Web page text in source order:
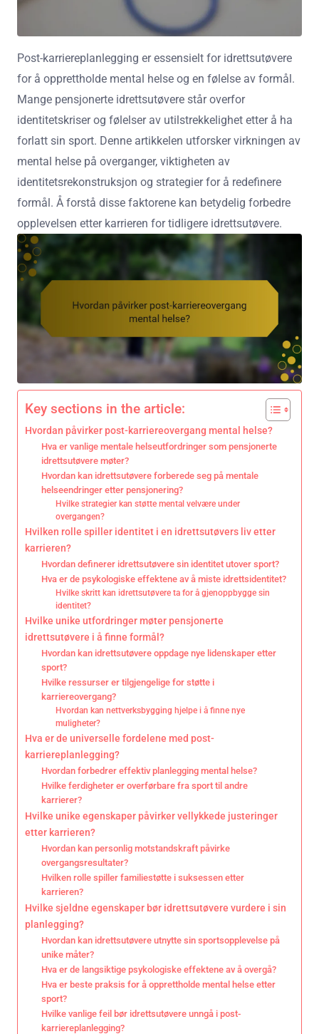
Post-karriereplanlegging er essensielt for idrettsutøvere
for å opprettholde mental helse og en følelse av formål.
Mange pensjonerte idrettsutøvere står overfor
identitetskriser og følelser av utilstrekkelighet etter å ha
forlatt sin sport. Denne artikkelen utforsker virkningen av
mental helse på overganger, viktigheten av
identitetsrekonstruksjon og strategier for å redefinere
formål. Å forstå disse faktorene kan betydelig forbedre
opplevelsen etter karrieren for tidligere idrettsutøvere.
Key sections in the article:
Hvordan påvirker post-karriereovergang mental helse?
Hva er vanlige mentale helseutfordringer som pensjonerte
idrettsutøvere møter?
Hvordan kan idrettsutøvere forberede seg på mentale
helseendringer etter pensjonering?
Hvilke strategier kan støtte mental velvære under
overgangen?
Hvilken rolle spiller identitet i en idrettsutøvers liv etter
karrieren?
Hvordan definerer idrettsutøvere sin identitet utover sport?
Hva er de psykologiske effektene av å miste idrettsidentitet?
Hvilke skritt kan idrettsutøvere ta for å gjenoppbygge sin
identitet?
Hvilke unike utfordringer møter pensjonerte
idrettsutøvere i å finne formål?
Hvordan kan idrettsutøvere oppdage nye lidenskaper etter
sport?
Hvilke ressurser er tilgjengelige for støtte i
karriereovergang?
Hvordan kan nettverksbygging hjelpe i å finne nye
muligheter?
Hva er de universelle fordelene med post-
karriereplanlegging?
Hvordan forbedrer effektiv planlegging mental helse?
Hvilke ferdigheter er overførbare fra sport til andre
karrierer?
Hvilke unike egenskaper påvirker vellykkede justeringer
etter karrieren?
Hvordan kan personlig motstandskraft påvirke
overgangsresultater?
Hvilken rolle spiller familiestøtte i suksessen etter
karrieren?
Hvilke sjeldne egenskaper bør idrettsutøvere vurdere i sin
planlegging?
Hvordan kan idrettsutøvere utnytte sin sportsopplevelse på
unike måter?
Hva er de langsiktige psykologiske effektene av å overgå?
Hva er beste praksis for å opprettholde mental helse etter
sport?
Hvilke vanlige feil bør idrettsutøvere unngå i post-
karriereplanlegging?